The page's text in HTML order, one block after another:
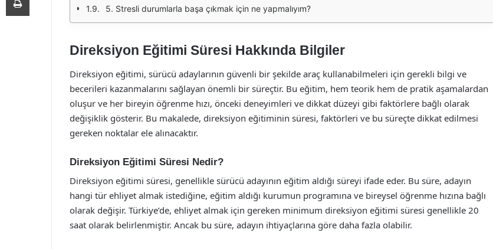
5. Stresli durumlarla başa çıkmak için ne yapmalıyım?
Direksiyon Eğitimi Süresi Hakkında Bilgiler
Direksiyon eğitimi, sürücü adaylarının güvenli bir şekilde araç kullanabilmeleri için gerekli bilgi ve
becerileri kazanmalarını sağlayan önemli bir süreçtir. Bu eğitim, hem teorik hem de pratik aşamalardan
oluşur ve her bireyin öğrenme hızı, önceki deneyimleri ve dikkat düzeyi gibi faktörlere bağlı olarak
değişiklik gösterir. Bu makalede, direksiyon eğitiminin süresi, faktörleri ve bu süreçte dikkat edilmesi
gereken noktalar ele alınacaktır.
Direksiyon Eğitimi Süresi Nedir?
Direksiyon eğitimi süresi, genellikle sürücü adayının eğitim aldığı süreyi ifade eder. Bu süre, adayın
hangi tür ehliyet almak istediğine, eğitim aldığı kurumun programına ve bireysel öğrenme hızına bağlı
olarak değişir. Türkiye’de, ehliyet almak için gereken minimum direksiyon eğitimi süresi genellikle 20
saat olarak belirlenmiştir. Ancak bu süre, adayın ihtiyaçlarına göre daha fazla olabilir.